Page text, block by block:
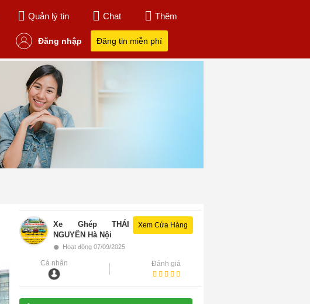
Quản lý tin Chat Thêm
Đăng nhập Đăng tin miễn phí
Xe Ghép THÁI
NGUYÊN Hà Nội
Xem Cửa Hàng
• Hoạt động 07/09/2025
Cá nhân Đánh giá